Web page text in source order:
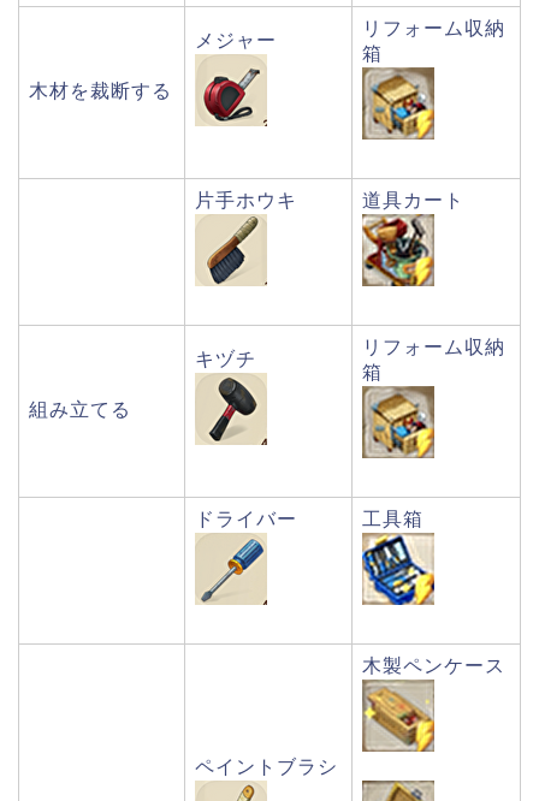
木材を裁断する
メジャー
リフォーム収納
箱
片手ホウキ 道具カート
組み立てる
キヅチ
リフォーム収納
箱
ドライバー 工具箱
ペイントブラシ
木製ペンケース